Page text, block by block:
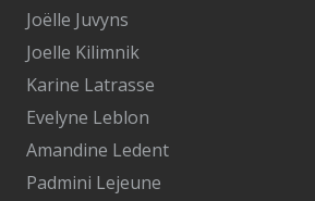
Joëlle Juvyns
Joelle Kilimnik
Karine Latrasse
Evelyne Leblon
Amandine Ledent
Padmini Lejeune